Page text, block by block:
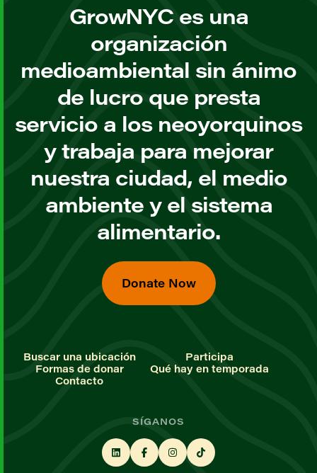
GrowNYC es una
organización
medioambiental sin ánimo
de lucro que presta
servicio a los neoyorquinos
y trabaja para mejorar
nuestra ciudad, el medio
ambiente y el sistema
alimentario.
Donate Now
Buscar una ubicación
Participa
Formas de donar
Qué hay en temporada
Contacto
SÍGANOS